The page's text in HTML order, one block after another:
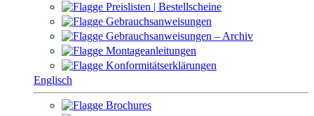
Preislisten | Bestellscheine
Gebrauchsanweisungen
Gebrauchsanweisungen – Archiv
Montageanleitungen
Konformitätserklärungen
Englisch
Brochures